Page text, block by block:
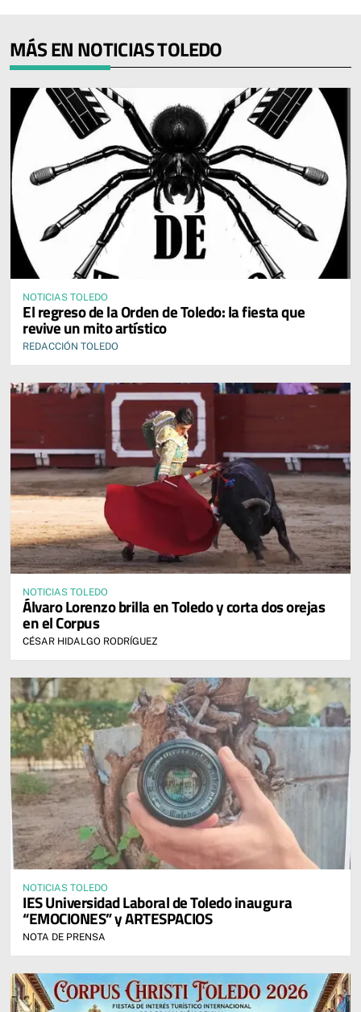
MÁS EN NOTICIAS TOLEDO
NOTICIAS TOLEDO
El regreso de la Orden de Toledo: la fiesta que
revive un mito artístico
REDACCIÓN TOLEDO
NOTICIAS TOLEDO
Álvaro Lorenzo brilla en Toledo y corta dos orejas
en el Corpus
CÉSAR HIDALGO RODRÍGUEZ
NOTICIAS TOLEDO
IES Universidad Laboral de Toledo inaugura
“EMOCIONES” y ARTESPACIOS
NOTA DE PRENSA